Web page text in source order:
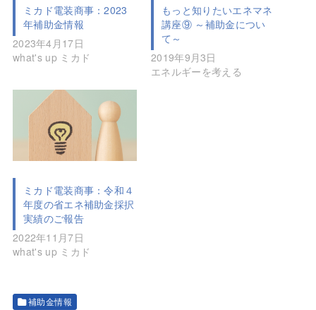
ミカド電装商事：2023
年補助金情報
2023年4月17日
what's up ミカド
もっと知りたいエネマネ
講座⑨ ～補助金につい
て～
2019年9月3日
エネルギーを考える
ミカド電装商事：令和４
年度の省エネ補助金採択
実績のご報告
2022年11月7日
what's up ミカド
補助金情報